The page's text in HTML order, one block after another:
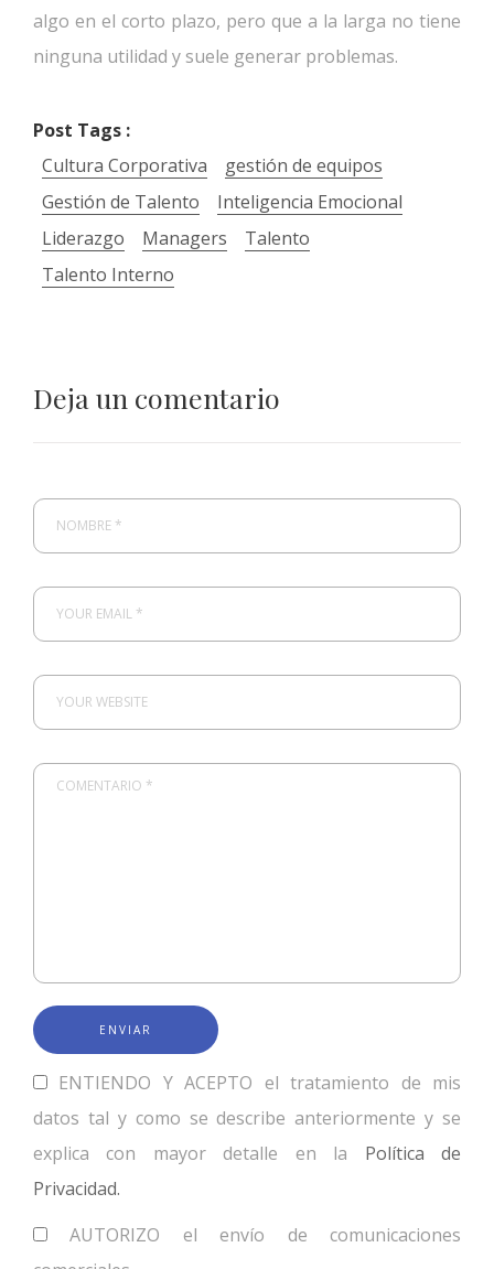
algo en el corto plazo, pero que a la larga no tiene
ninguna utilidad y suele generar problemas.
Post Tags :
Cultura Corporativa
gestión de equipos
Gestión de Talento
Inteligencia Emocional
Liderazgo
Managers
Talento
Talento Interno
Deja un comentario
NOMBRE *
YOUR EMAIL *
YOUR WEBSITE
COMENTARIO *
ENTIENDO Y ACEPTO el tratamiento de mis
datos tal y como se describe anteriormente y se
explica con mayor detalle en la Política de
Privacidad.
AUTORIZO el envío de comunicaciones